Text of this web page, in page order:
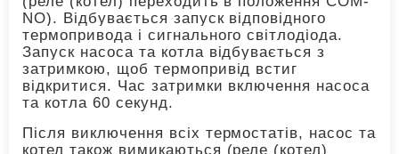
NO). Відбувається запуск відповідного
термопривода і сигнального світлодіода.
Запуск насоса та котла відбувається з
затримкою, щоб термопривід встиг
відкритися. Час затримки включення насоса
та котла 60 секунд.
Після виключення всіх термостатів, насос та
котел також вимикаються (реле (котел)